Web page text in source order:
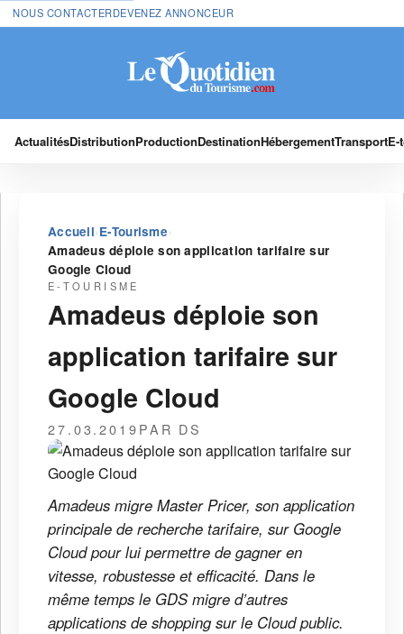
NOUS CONTACTERDEVENEZ ANNONCEUR
ActualitésDistributionProductionDestinationHébergementTransport
Accueil›E-Tourisme›
Amadeus déploie son application tarifaire sur
Google Cloud
E-TOURISME
Amadeus déploie son
application tarifaire sur
Google Cloud
27.03.2019PAR DS
Amadeus migre Master Pricer, son application
principale de recherche tarifaire, sur Google
Cloud pour lui permettre de gagner en
vitesse, robustesse et efficacité. Dans le
même temps le GDS migre d’autres
applications de shopping sur le Cloud public.